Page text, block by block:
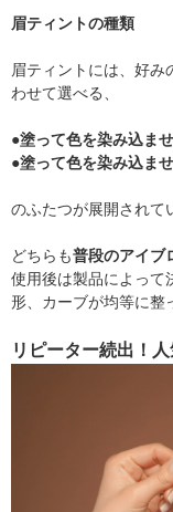
眉ティントの種類
眉ティントには、好み
わせて選べる、
●塗って色を染み込ま
●塗って色を染み込ま
のふたつが展開されて
どちらも普段のアイブ
使用後は製品によって
形、カーブが均等に整
リピーター続出！